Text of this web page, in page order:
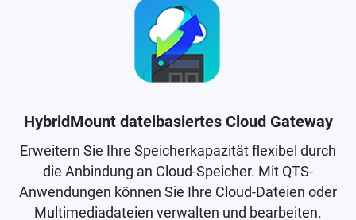
HybridMount dateibasiertes Cloud Gateway
Erweitern Sie Ihre Speicherkapazität flexibel durch
die Anbindung an Cloud-Speicher. Mit QTS-
Anwendungen können Sie Ihre Cloud-Dateien oder
Multimediadateien verwalten und bearbeiten.